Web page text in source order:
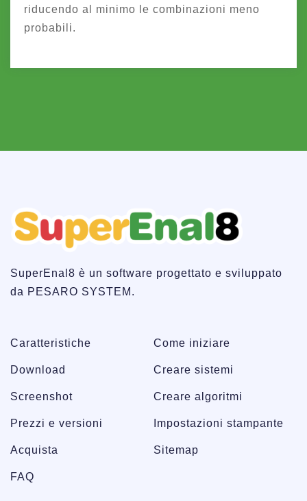
riducendo al minimo le combinazioni meno
probabili.
SuperEnal8 è un software progettato e sviluppato
da PESARO SYSTEM.
Caratteristiche
Download
Screenshot
Prezzi e versioni
Acquista
FAQ
Come iniziare
Creare sistemi
Creare algoritmi
Impostazioni stampante
Sitemap